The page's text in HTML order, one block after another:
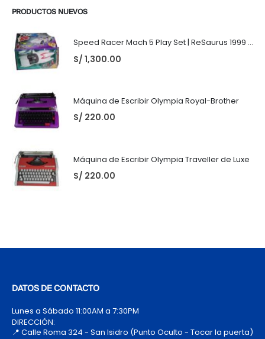
PRODUCTOS NUEVOS
Speed Racer Mach 5 Play Set | ReSaurus 1999 | Meteoro
S/ 1,300.00
Máquina de Escribir Olympia Royal-Brother
S/ 220.00
Máquina de Escribir Olympia Traveller de Luxe
S/ 220.00
DATOS DE CONTACTO
Lunes a Sábado 11:00AM a 7:30PM
DIRECCIÓN:
📍 Calle Roma 324 - San Isidro (Punto Oculto - Tocar la puerta)